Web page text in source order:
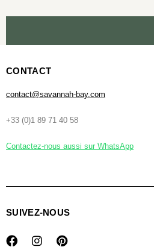
CONTACT
contact@savannah-bay.com
+33 (0)1 89 71 40 58
Contactez-nous aussi sur WhatsApp
SUIVEZ-NOUS